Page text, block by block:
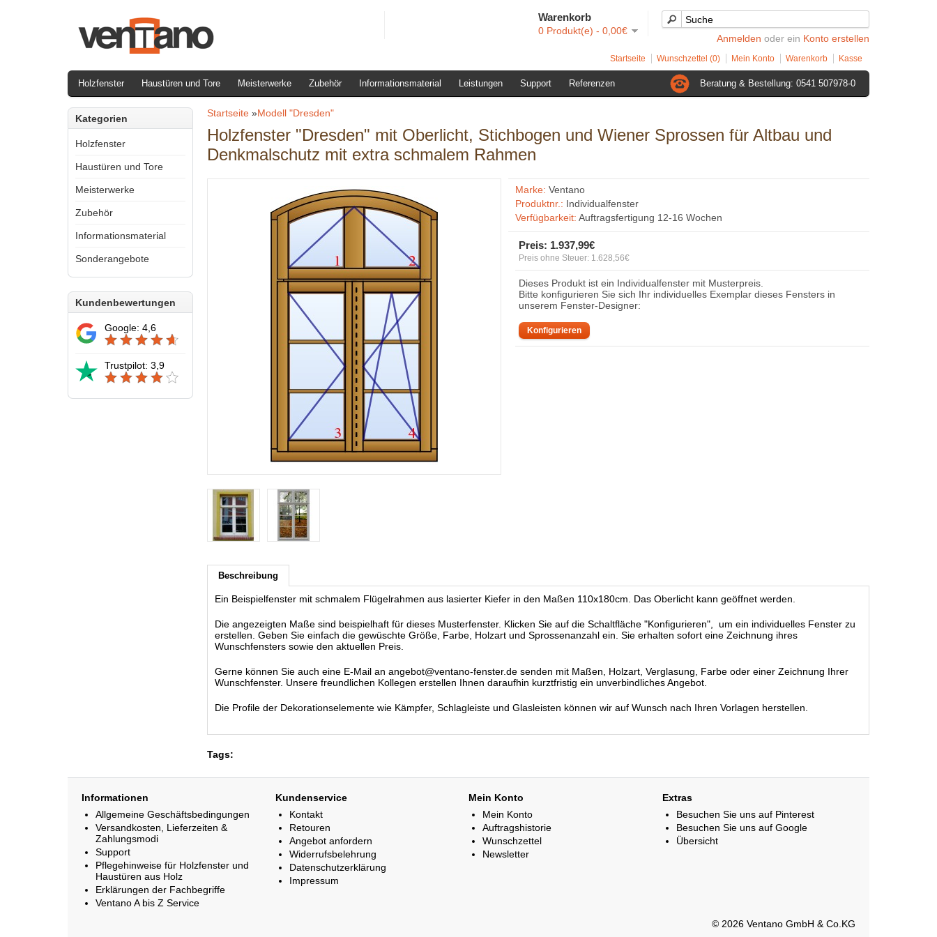
Warenkorb
0 Produkt(e) - 0,00€
Anmelden oder ein Konto erstellen
Startseite Wunschzettel (0) Mein Konto Warenkorb Kasse
Holzfenster Haustüren und Tore Meisterwerke Zubehör Informationsmaterial Leistungen Support Referenzen Beratung & Bestellung: 0541 507978-0
Kategorien
Holzfenster
Haustüren und Tore
Meisterwerke
Zubehör
Informationsmaterial
Sonderangebote
Kundenbewertungen
Google: 4,6
Trustpilot: 3,9
Startseite »Modell "Dresden"
Holzfenster "Dresden" mit Oberlicht, Stichbogen und Wiener Sprossen für Altbau und
Denkmalschutz mit extra schmalem Rahmen
Marke: Ventano
Produktnr.: Individualfenster
Verfügbarkeit: Auftragsfertigung 12-16 Wochen
Preis: 1.937,99€
Preis ohne Steuer: 1.628,56€
Dieses Produkt ist ein Individualfenster mit Musterpreis.
Bitte konfigurieren Sie sich Ihr individuelles Exemplar dieses Fensters in
unserem Fenster-Designer:
Beschreibung
Ein Beispielfenster mit schmalem Flügelrahmen aus lasierter Kiefer in den Maßen 110x180cm. Das Oberlicht kann geöffnet werden.
Die angezeigten Maße sind beispielhaft für dieses Musterfenster. Klicken Sie auf die Schaltfläche "Konfigurieren", um ein individuelles Fenster zu
erstellen. Geben Sie einfach die gewüschte Größe, Farbe, Holzart und Sprossenanzahl ein. Sie erhalten sofort eine Zeichnung ihres
Wunschfensters sowie den aktuellen Preis.
Gerne können Sie auch eine E-Mail an angebot@ventano-fenster.de senden mit Maßen, Holzart, Verglasung, Farbe oder einer Zeichnung Ihrer
Wunschfenster. Unsere freundlichen Kollegen erstellen Ihnen daraufhin kurztfristig ein unverbindliches Angebot.
Die Profile der Dekorationselemente wie Kämpfer, Schlagleiste und Glasleisten können wir auf Wunsch nach Ihren Vorlagen herstellen.
Tags:
Informationen
Allgemeine Geschäftsbedingungen
Versandkosten, Lieferzeiten &
Zahlungsmodi
Support
Pflegehinweise für Holzfenster und
Haustüren aus Holz
Erklärungen der Fachbegriffe
Ventano A bis Z Service
Kundenservice
Kontakt
Retouren
Angebot anfordern
Widerrufsbelehrung
Datenschutzerklärung
Impressum
Mein Konto
Mein Konto
Auftragshistorie
Wunschzettel
Newsletter
Extras
Besuchen Sie uns auf Pinterest
Besuchen Sie uns auf Google
Übersicht
© 2026 Ventano GmbH & Co.KG